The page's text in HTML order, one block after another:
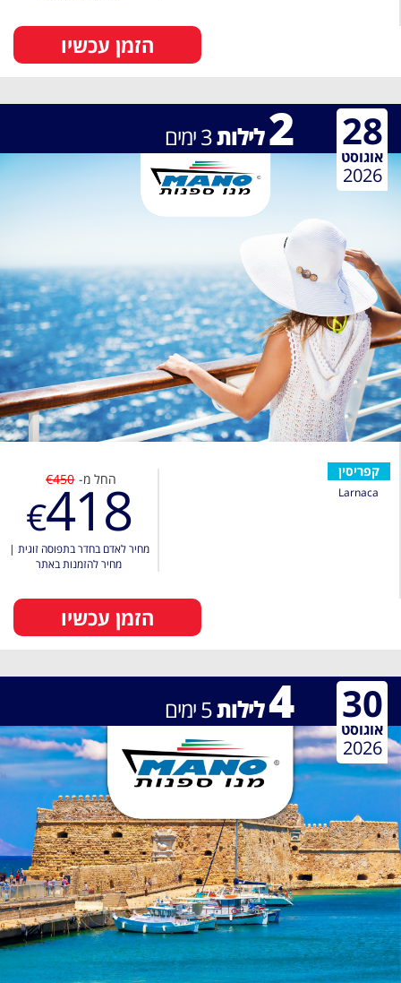
הזמן עכשיו
2לילות3ימים 28
אוגוסט
2026
קפריסין
Larnaca
החל מ- €450
€418
מחיר לאדם בחדר בתפוסה זוגית |
מחיר להזמנות באתר
הזמן עכשיו
4לילות5ימים 30
אוגוסט
2026